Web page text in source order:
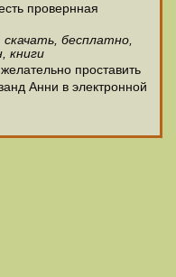
провернная
бесплатно,
книги
желательно проставить
Анни в электронной